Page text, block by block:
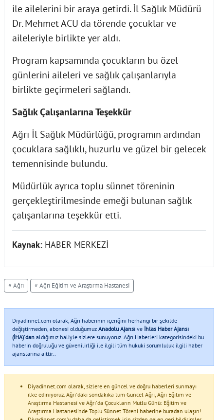
ile ailelerini bir araya getirdi. İl Sağlık Müdürü
Dr. Mehmet ACU da törende çocuklar ve
aileleriyle birlikte yer aldı.
Program kapsamında çocukların bu özel
günlerini aileleri ve sağlık çalışanlarıyla
birlikte geçirmeleri sağlandı.
Sağlık Çalışanlarına Teşekkür
Ağrı İl Sağlık Müdürlüğü, programın ardından
çocuklara sağlıklı, huzurlu ve güzel bir gelecek
temennisinde bulundu.
Müdürlük ayrıca toplu sünnet töreninin
gerçekleştirilmesinde emeği bulunan sağlık
çalışanlarına teşekkür etti.
Kaynak: HABER MERKEZİ
# Ağrı # Ağrı Eğitim ve Araştırma Hastanesi
Diyadinnet.com olarak, Ağrı haberinin içeriğini herhangi bir şekilde
değiştirmeden, abonesi olduğumuz Anadolu Ajansı ve İhlas Haber Ajansı
(İHA)'dan aldığımız haliyle sizlere sunuyoruz. Ağrı Haberleri kategorisindeki bu
haberin doğruluğu ve güvenilirliği ile ilgili tüm hukuki sorumluluk ilgili haber
ajanslarına aittir..
Diyadinnet.com olarak, sizlere en güncel ve doğru haberleri sunmayı
ilke ediniyoruz. Ağrı'daki sondakika tüm Güncel Ağrı, Ağrı Eğitim ve
Araştırma Hastanesi ve Ağrı'da Çocukların Mutlu Günü: Eğitim ve
Araştırma Hastanesi'nde Toplu Sünnet Töreni haberine buradan ulaşın!